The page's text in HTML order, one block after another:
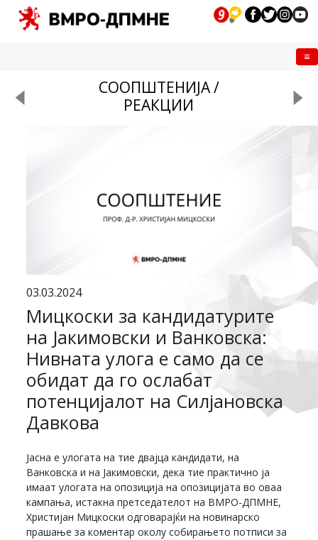
СООПШТЕНИЈА /
РЕАКЦИИ
03.03.2024
Мицкоски за кандидатурите
на Јакимовски и Ванковска:
Нивната улога е само да се
обидат да го ослабат
потенцијалот на Силјановска
Давкова
Јасна е улогата на тие двајца кандидати, на
Ванковска и на Јакимовски, дека тие практично ја
имаат улогата на опозиција на опозицијата во оваа
кампања, истакна претседателот на ВМРО-ДПМНЕ,
Христијан Мицкоски одговарајќи на новинарско
прашање за коментар околу собирањето потписи за